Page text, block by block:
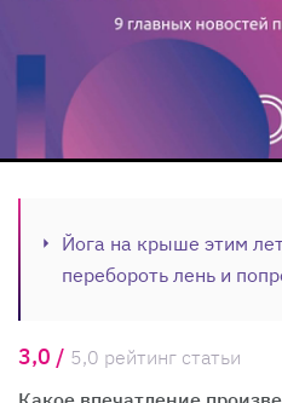
Йога на крыше этим
перебороть лень и
3,0 / 5,0 рейтинг статьи